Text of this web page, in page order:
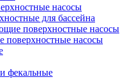
насосы
для бассейна
поверхностные насосы
поверхностные насосы
фекальные